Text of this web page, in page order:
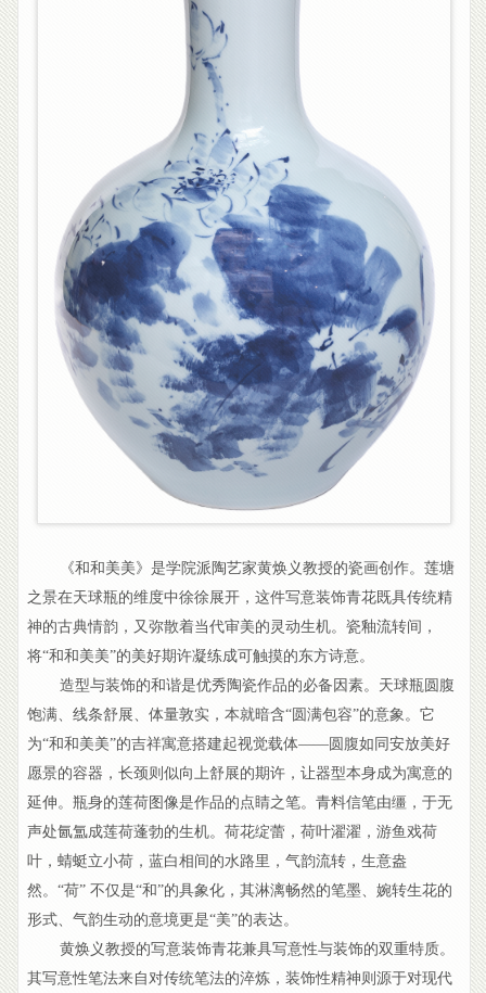
《和和美美》是学院派陶艺家黄焕义教授的瓷画创作。莲塘
之景在天球瓶的维度中徐徐展开，这件写意装饰青花既具传统精
神的古典情韵，又弥散着当代审美的灵动生机。瓷釉流转间，
将“和和美美”的美好期许凝练成可触摸的东方诗意。
造型与装饰的和谐是优秀陶瓷作品的必备因素。天球瓶圆腹
饱满、线条舒展、体量敦实，本就暗含“圆满包容”的意象。它
为“和和美美”的吉祥寓意搭建起视觉载体——圆腹如同安放美好
愿景的容器，长颈则似向上舒展的期许，让器型本身成为寓意的
延伸。瓶身的莲荷图像是作品的点睛之笔。青料信笔由缰，于无
声处氤氲成莲荷蓬勃的生机。荷花绽蕾，荷叶濯濯，游鱼戏荷
叶，蜻蜓立小荷，蓝白相间的水路里，气韵流转，生意盎
然。“荷” 不仅是“和”的具象化，其淋漓畅然的笔墨、婉转生花的
形式、气韵生动的意境更是“美”的表达。
黄焕义教授的写意装饰青花兼具写意性与装饰的双重特质。
其写意性笔法来自对传统笔法的淬炼，装饰性精神则源于对现代